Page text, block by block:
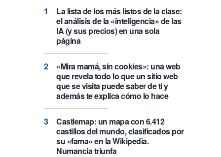
La lista de los más listos de la clase:
el análisis de la «inteligencia» de las
IA (y sus precios) en una sola
página
«Mira mamá, sin cookies»: una web
que revela todo lo que un sitio web
que se visita puede saber de ti y
además te explica cómo lo hace
Castlemap: un mapa con 6.412
castillos del mundo, clasificados por
su «fama» en la Wikipedia.
Numancia triunfa